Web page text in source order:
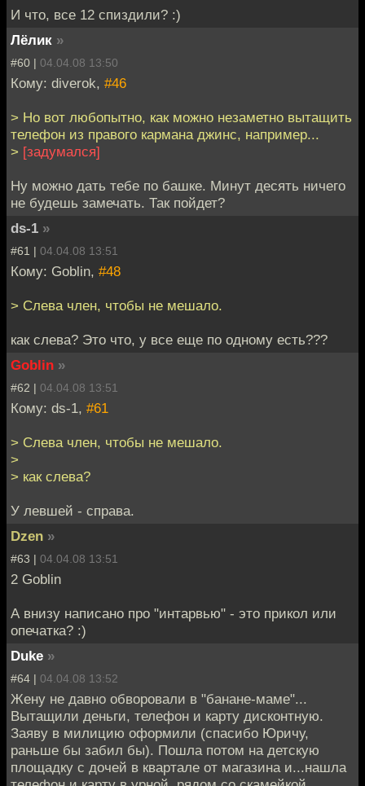
И что, все 12 спиздили? :)
Лёлик »
#60 | 04.04.08 13:50
Кому: diverok, #46
> Но вот любопытно, как можно незаметно вытащить
телефон из правого кармана джинс, например...
> [задумался]
Ну можно дать тебе по башке. Минут десять ничего
не будешь замечать. Так пойдет?
ds-1 »
#61 | 04.04.08 13:51
Кому: Goblin, #48
> Слева член, чтобы не мешало.
как слева? Это что, у все еще по одному есть???
Goblin »
#62 | 04.04.08 13:51
Кому: ds-1, #61
> Слева член, чтобы не мешало.
>
> как слева?
У левшей - справа.
Dzen »
#63 | 04.04.08 13:51
2 Goblin
А внизу написано про "интарвью" - это прикол или
опечатка? :)
Duke »
#64 | 04.04.08 13:52
Жену не давно обворовали в "банане-маме"...
Вытащили деньги, телефон и карту дисконтную.
Заяву в милицию оформили (спасибо Юричу,
раньше бы забил бы). Пошла потом на детскую
площадку с дочей в квартале от магазина и...нашла